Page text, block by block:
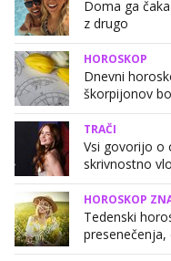
Doma ga
z drugo
HOROSKOP
Dnevni
škorpijonov
TRAČI
Vsi govorijo o
skrivnostno
HOROSKOP
Tedenski